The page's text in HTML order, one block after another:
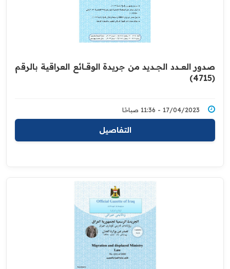
صدور العــــدد الجـــديد من جريدة ‏الوقــــائع العراقية بالرقم
(4715)‏
17/04/2023 - 11:36 صباحًا
التفاصيل